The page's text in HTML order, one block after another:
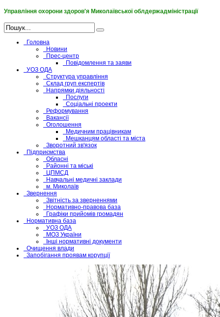
Управління охорони здоров'я Миколаївської облдержадміністрації
Головна
Новини
Прес-центр
Повідомлення та заяви
УОЗ ОДА
Структура управління
Склад груп експертів
Напрямки діяльності
Послуги
Соціальні проекти
Реформування
Вакансії
Оголошення
Медичним працівникам
Мешканцям області та міста
Зворотний зв'язок
Підприємства
Обласні
Районні та міські
ЦПМСД
Навчальні медичні заклади
м. Миколаїв
Звернення
Звітність за зверненнями
Нормативно-правова база
Графіки прийомів громадян
Нормативна база
УОЗ ОДА
МОЗ України
Інші нормативні документи
Очищення влади
Запобігання проявам корупції